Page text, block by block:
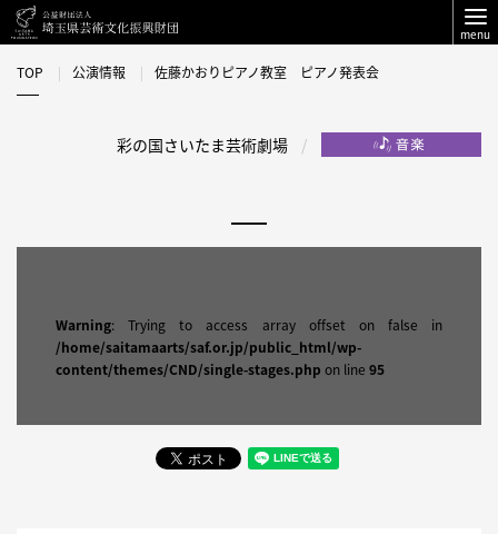
menu
TOP 公演情報 佐藤かおりピアノ教室 ピアノ発表会
彩の国さいたま芸術劇場
Warning: Trying to access array offset on false in
/home/saitamaarts/saf.or.jp/public_html/wp-
content/themes/CND/single-stages.php on line 95